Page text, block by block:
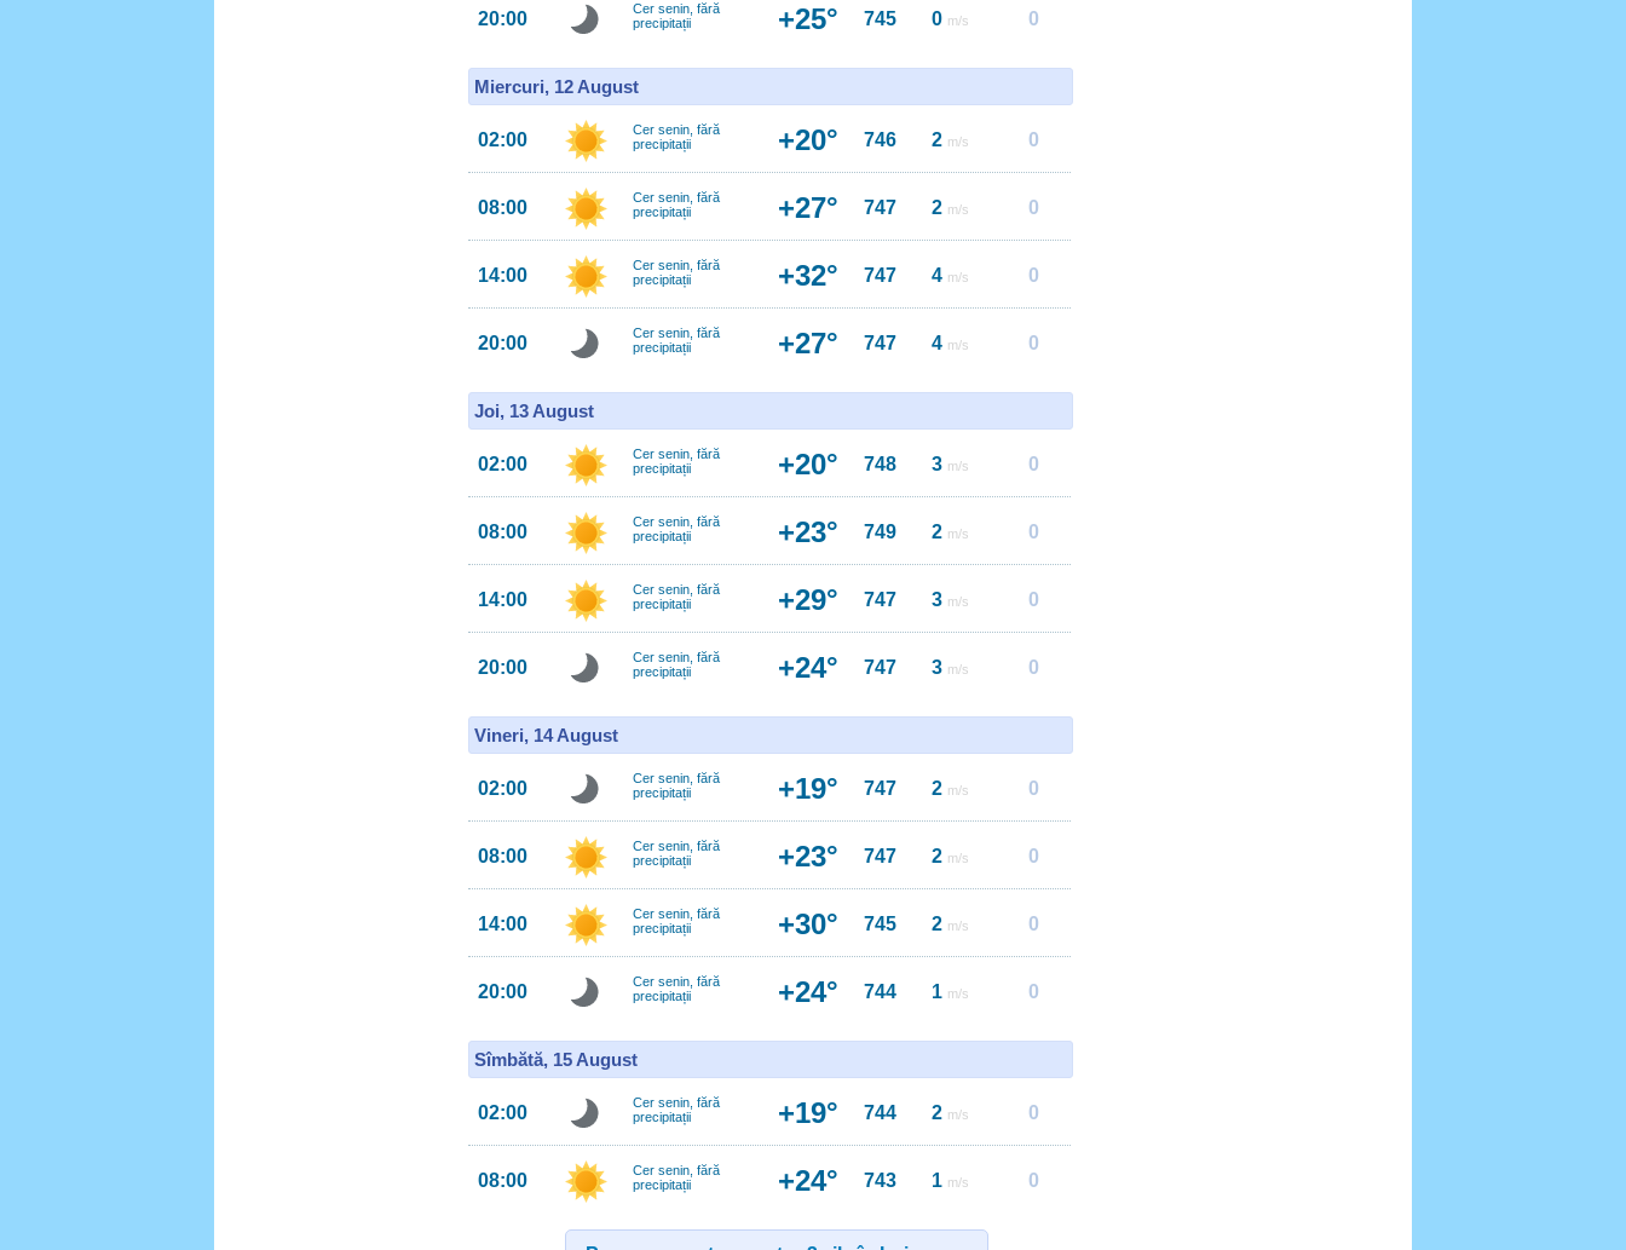
20:00
Cer senin, fără
precipitații
+25° 745 0 m/s 0
Miercuri, 12 August
02:00
Cer senin, fără
precipitații
+20° 746 2 m/s 0
08:00
Cer senin, fără
precipitații
+27° 747 2 m/s 0
14:00
Cer senin, fără
precipitații
+32° 747 4 m/s 0
20:00
Cer senin, fără
precipitații
+27° 747 4 m/s 0
Joi, 13 August
02:00
Cer senin, fără
precipitații
+20° 748 3 m/s 0
08:00
Cer senin, fără
precipitații
+23° 749 2 m/s 0
14:00
Cer senin, fără
precipitații
+29° 747 3 m/s 0
20:00
Cer senin, fără
precipitații
+24° 747 3 m/s 0
Vineri, 14 August
02:00
Cer senin, fără
precipitații
+19° 747 2 m/s 0
08:00
Cer senin, fără
precipitații
+23° 747 2 m/s 0
14:00
Cer senin, fără
precipitații
+30° 745 2 m/s 0
20:00
Cer senin, fără
precipitații
+24° 744 1 m/s 0
Sîmbătă, 15 August
02:00
Cer senin, fără
precipitații
+19° 744 2 m/s 0
08:00
Cer senin, fără
precipitații
+24° 743 1 m/s 0